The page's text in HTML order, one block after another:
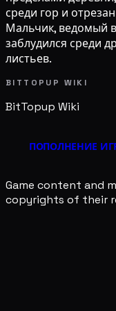
среди гор и
Мальчик, ведомый
заблудился среди
листьев.
BITTOPUP WIKI
BitTopup Wiki
ПОПОЛНЕНИЕ
Game content and
copyrights of their